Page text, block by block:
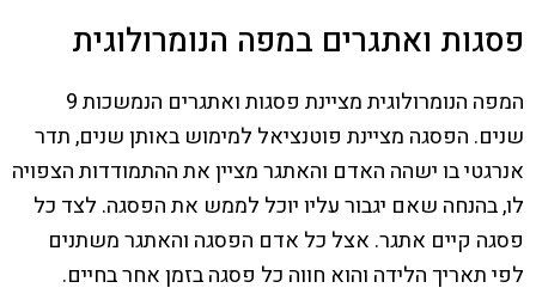
פסגות ואתגרים במפה הנומרולוגית
המפה הנומרולוגית מציינת פסגות ואתגרים הנמשכות 9
שנים. הפסגה מציינת פוטנציאל למימוש באותן שנים, תדר
אנרגטי בו ישהה האדם והאתגר מציין את ההתמודדות הצפויה
לו, בהנחה שאם יגבור עליו יוכל לממש את הפסגה. לצד כל
פסגה קיים אתגר. אצל כל אדם הפסגה והאתגר משתנים
לפי תאריך הלידה והוא חווה כל פסגה בזמן אחר בחיים.